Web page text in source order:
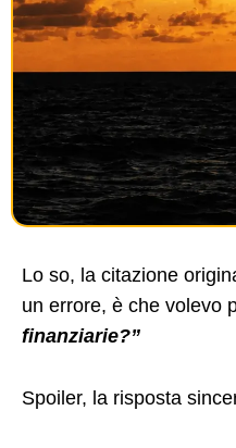
Lo so, la citazione
un errore, è che volevo
finanziarie?”
Spoiler, la risposta